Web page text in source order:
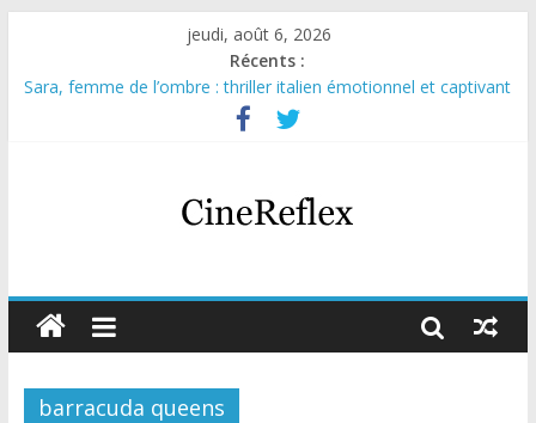
jeudi, août 6, 2026
Récents :
Sara, femme de l’ombre : thriller italien émotionnel et captivant
Journal d’une fille larguée : nouvelle série suédoise sur Netflix
Aema : mini-série sur le tournage d’un film érotique devenu
Glass Heart : excellente série musicale avec Takeru Satō
Olympo, saison 1 : nouvelle série qui séduira les fans de
barracuda queens